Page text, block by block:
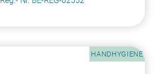
HANDHYGIENE